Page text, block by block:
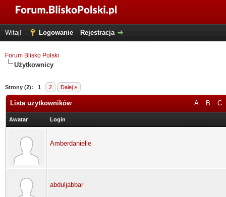
Witaj! Logowanie Rejestracja
Forum Blisko Polski
Użytkownicy
Strony (2): 1 2 Dalej »
A B C
Lista użytkowników
Awatar Login
Amberdanielle
abduljabbar